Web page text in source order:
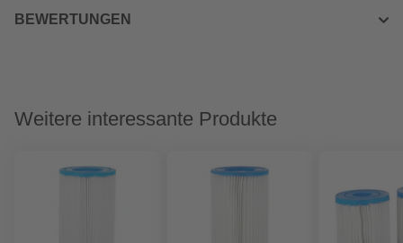
BEWERTUNGEN
Weitere interessante Produkte